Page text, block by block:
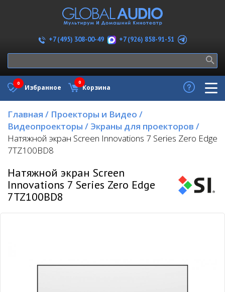
+7 (495) 308-00-49 +7 (926) 858-91-51
Избранное
0
Корзина
0
Главная / Проекторы и Видео /
Видеопроекторы / Экраны для проекторов /
Натяжной экран Screen Innovations 7 Series Zero Edge
7TZ100BD8
Натяжной экран Screen
Innovations 7 Series Zero Edge
7TZ100BD8